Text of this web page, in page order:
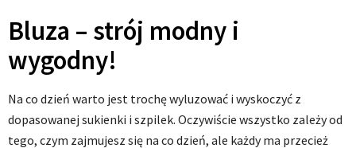
Bluza – strój modny i
wygodny!
Na co dzień warto jest trochę wyluzować i wyskoczyć z
dopasowanej sukienki i szpilek. Oczywiście wszystko zależy od
tego, czym zajmujesz się na co dzień, ale każdy ma przecież